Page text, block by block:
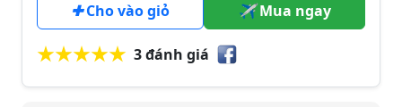
Cho vào giỏ
Mua ngay
3 đánh giá